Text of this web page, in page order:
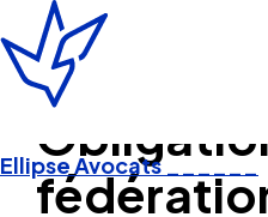
Ellipse Avocats ______